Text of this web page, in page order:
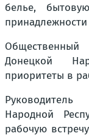
белье,
Донецкой
приоритеты в
Народной
рабочую